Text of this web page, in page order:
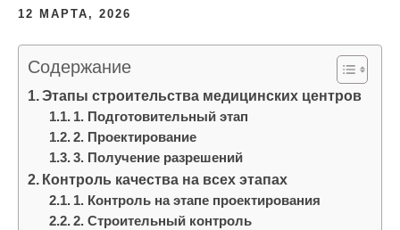
12 МАРТА, 2026
Содержание
Этапы строительства медицинских центров
1. Подготовительный этап
2. Проектирование
3. Получение разрешений
Контроль качества на всех этапах
1. Контроль на этапе проектирования
2. Строительный контроль